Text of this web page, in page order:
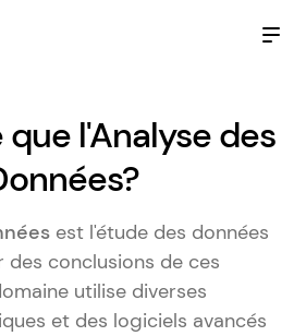
l'Analyse des
est l'étude des données
conclusions de ces
utilise diverses
et des logiciels avancés